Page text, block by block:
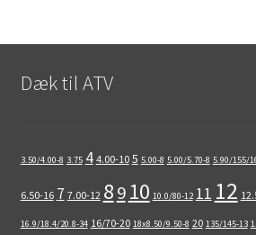
Dæk til ATV
3.50/4.00-8 3.75 4 4.00-10 5 5.00-8 5.00/5.70-8 5.90/155/
6.50-16 7 7.00-12 89 10 10.0/80-12 11 12
16.9/18.4/20.8-34 16/70-20 18x8.50/9.50-8 20 135/145-13